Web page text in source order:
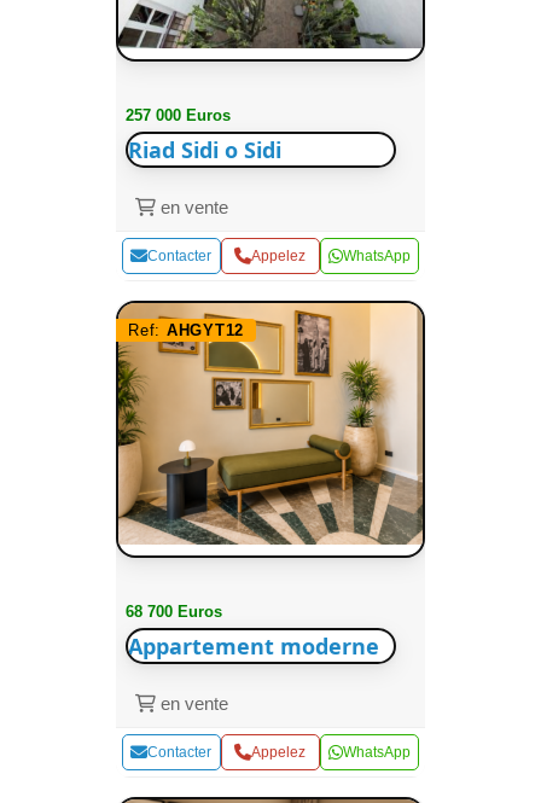
257 000 Euros
Riad Sidi o Sidi
en vente
Contacter Appelez WhatsApp
Ref: AHGYT12
68 700 Euros
Appartement moderne
en vente
Contacter Appelez WhatsApp